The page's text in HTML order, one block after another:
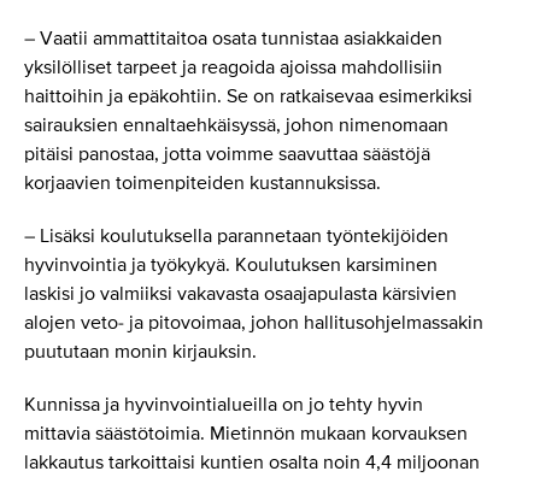
– Vaatii ammattitaitoa osata tunnistaa asiakkaiden
yksilölliset tarpeet ja reagoida ajoissa mahdollisiin
haittoihin ja epäkohtiin. Se on ratkaisevaa esimerkiksi
sairauksien ennaltaehkäisyssä, johon nimenomaan
pitäisi panostaa, jotta voimme saavuttaa säästöjä
korjaavien toimenpiteiden kustannuksissa.
– Lisäksi koulutuksella parannetaan työntekijöiden
hyvinvointia ja työkykyä. Koulutuksen karsiminen
laskisi jo valmiiksi vakavasta osaajapulasta kärsivien
alojen veto- ja pitovoimaa, johon hallitusohjelmassakin
puututaan monin kirjauksin.
Kunnissa ja hyvinvointialueilla on jo tehty hyvin
mittavia säästötoimia. Mietinnön mukaan korvauksen
lakkautus tarkoittaisi kuntien osalta noin 4,4 miljoonan